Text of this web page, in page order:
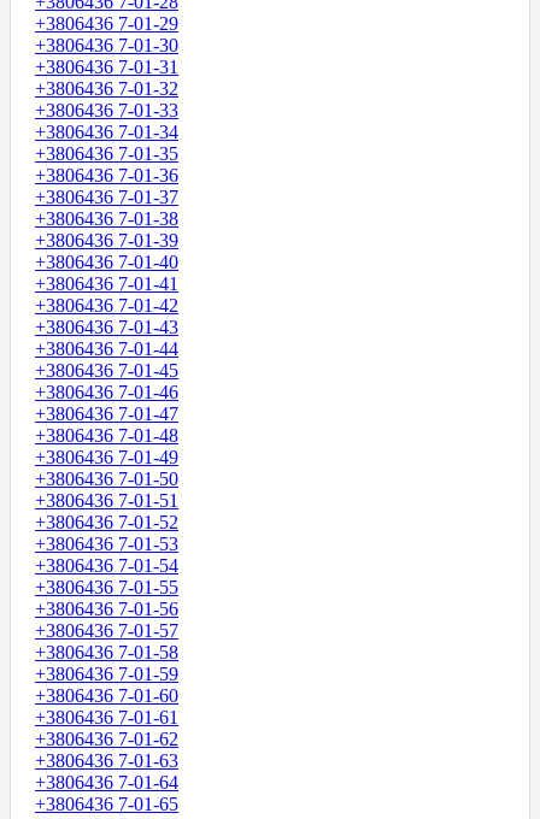
+3806436 7-01-29
+3806436 7-01-30
+3806436 7-01-31
+3806436 7-01-32
+3806436 7-01-33
+3806436 7-01-34
+3806436 7-01-35
+3806436 7-01-36
+3806436 7-01-37
+3806436 7-01-38
+3806436 7-01-39
+3806436 7-01-40
+3806436 7-01-41
+3806436 7-01-42
+3806436 7-01-43
+3806436 7-01-44
+3806436 7-01-45
+3806436 7-01-46
+3806436 7-01-47
+3806436 7-01-48
+3806436 7-01-49
+3806436 7-01-50
+3806436 7-01-51
+3806436 7-01-52
+3806436 7-01-53
+3806436 7-01-54
+3806436 7-01-55
+3806436 7-01-56
+3806436 7-01-57
+3806436 7-01-58
+3806436 7-01-59
+3806436 7-01-60
+3806436 7-01-61
+3806436 7-01-62
+3806436 7-01-63
+3806436 7-01-64
+3806436 7-01-65